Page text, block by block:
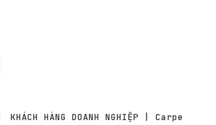
KHÁCH HÀNG DOANH NGHIỆP | Carpe